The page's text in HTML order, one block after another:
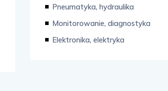
Pneumatyka, hydraulika
Monitorowanie, diagnostyka
Elektronika, elektryka